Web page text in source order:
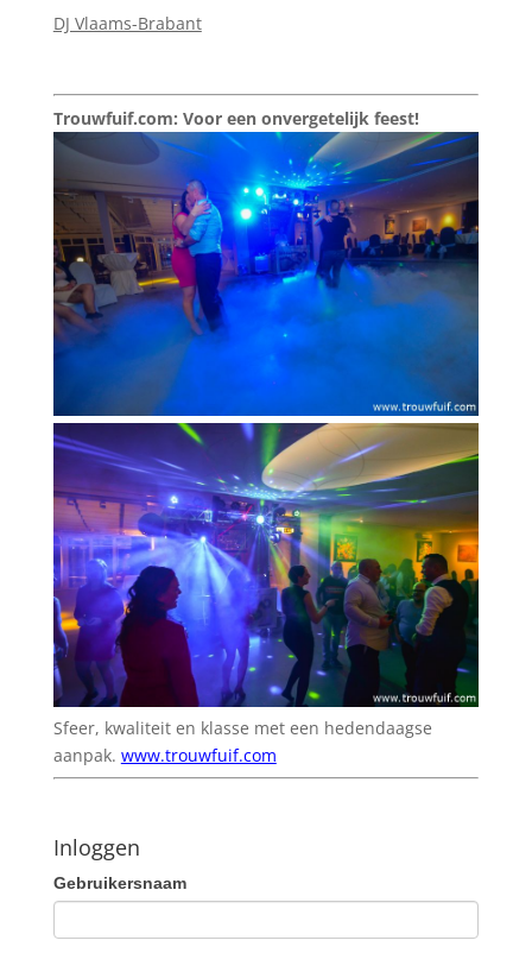
DJ Vlaams-Brabant
Trouwfuif.com: Voor een onvergetelijk feest!
Sfeer, kwaliteit en klasse met een hedendaagse
aanpak. www.trouwfuif.com
Inloggen
Gebruikersnaam